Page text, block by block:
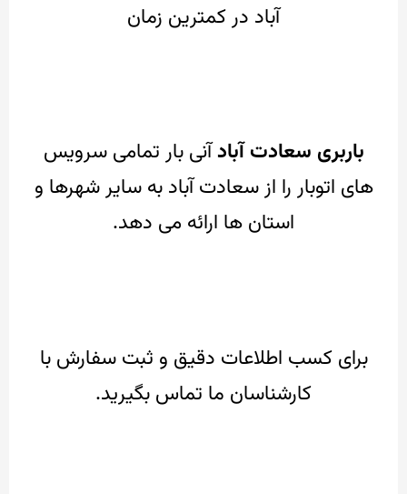
آباد در کمترین زمان
باربری سعادت آبادآنی بار تمامی سرویس
های اتوبار را از سعادت آباد به سایر شهرها و
استان ها ارائه می دهد.
برای کسب اطلاعات دقیق و ثبت سفارش با
کارشناسان ما تماس بگیرید.